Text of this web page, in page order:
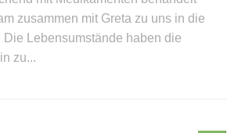
zusammen mit Greta zu uns in die
Lebensumstände haben die
zu...